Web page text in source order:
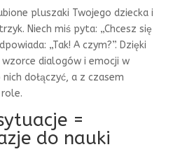
pluszaki Twojego dziecka i
Niech miś pyta: „Chcesz się
„Tak! A czym?”. Dzięki
wzorce dialogów i emocji w
dołączyć, a z czasem
=
do nauki